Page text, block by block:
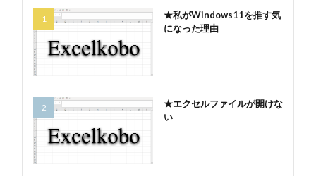
★私がWindows11を推す気
になった理由
★エクセルファイルが開けな
い